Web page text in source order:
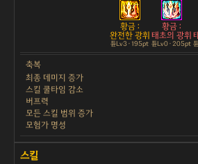
황금 :
완전한 광휘
튠Lv3 · 195pt
황금 :
태초의 광휘
튠Lv0 · 205pt
축복
최종 데미지 증가
스킬 쿨타임 감소
버프력
모든 스킬 범위 증가
모험가 명성